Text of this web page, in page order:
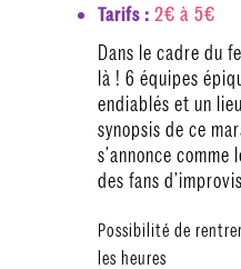
Tarifs : 2€ à 5€
Dans le cadre du
là ! 6 équipes
endiablés et un
synopsis de ce
s’annonce comme
des fans
Possibilité de
les heures